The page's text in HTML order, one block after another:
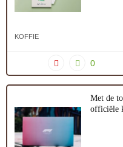
KOFFIE
0
Met de
officiële